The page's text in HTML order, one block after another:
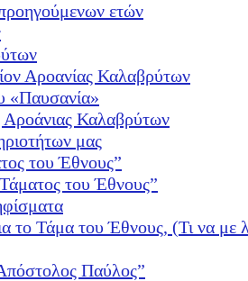
ετών
Αροανίας Καλαβρύτων
«Παυσανία»
Καλαβρύτων
μας
του Έθνους”
του Έθνους”
το Τάμα του Έθνους, (Τι να με
Παύλος”